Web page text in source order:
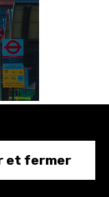
et fermer